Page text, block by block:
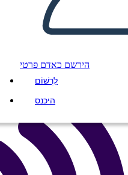
הירשם כאדם פרטי
לִרְשׁוֹם
היכנס